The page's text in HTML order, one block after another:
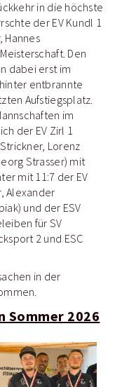
in die höchste
der EV Kundl 1
Hannes
Den
dabei erst im
entbrannte
Aufstiegsplatz.
im
der EV Zirl 1
Lorenz
Strasser) mit
mit 11:7 der EV
Alexander
und der ESV
für SV
2 und ESC
in der
Sommer 2026